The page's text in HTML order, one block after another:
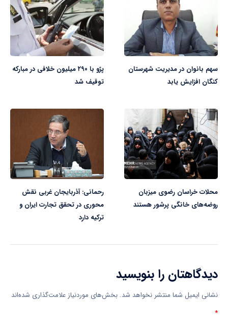
سهم بانوان در مدیریت شهرستان
کنگان افزایش یابد
پژو با ۲۹۰ میلیون خلافی در مبارکه
توقیف شد
محلات خراسان رضوی میزبان
روضه‌های خانگی پرشور هستند
رحمانی: آذربایجان غربی نقش
محوری در تحقق تجارت ایران و
ترکیه دارد
دیدگاهتان را بنویسید
نشانی ایمیل شما منتشر نخواهد شد. بخش‌های موردنیاز علامت‌گذاری شده‌اند
*